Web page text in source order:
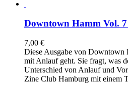
Downtown Hamm Vol.
7,00 €
Diese Ausgabe von Downtown
mit Anlauf geht. Sie fragt, was
Unterschied von Anlauf und
Zine Club Hamburg mit einem